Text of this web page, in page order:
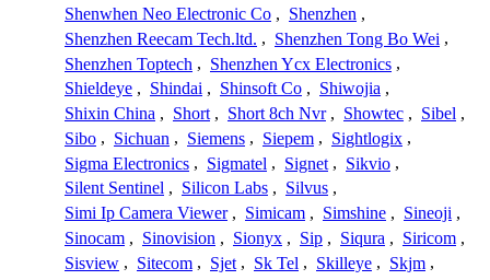
Shenwhen Neo Electronic Co , Shenzhen ,
Shenzhen Reecam Tech.ltd. , Shenzhen Tong Bo Wei ,
Shenzhen Toptech , Shenzhen Ycx Electronics ,
Shieldeye , Shindai , Shinsoft Co , Shiwojia ,
Shixin China , Short , Short 8ch Nvr , Showtec , Sibel ,
Sibo , Sichuan , Siemens , Siepem , Sightlogix ,
Sigma Electronics , Sigmatel , Signet , Sikvio ,
Silent Sentinel , Silicon Labs , Silvus ,
Simi Ip Camera Viewer , Simicam , Simshine , Sineoji ,
Sinocam , Sinovision , Sionyx , Sip , Siqura , Siricom ,
Sisview , Sitecom , Sjet , Sk Tel , Skilleye , Skjm ,